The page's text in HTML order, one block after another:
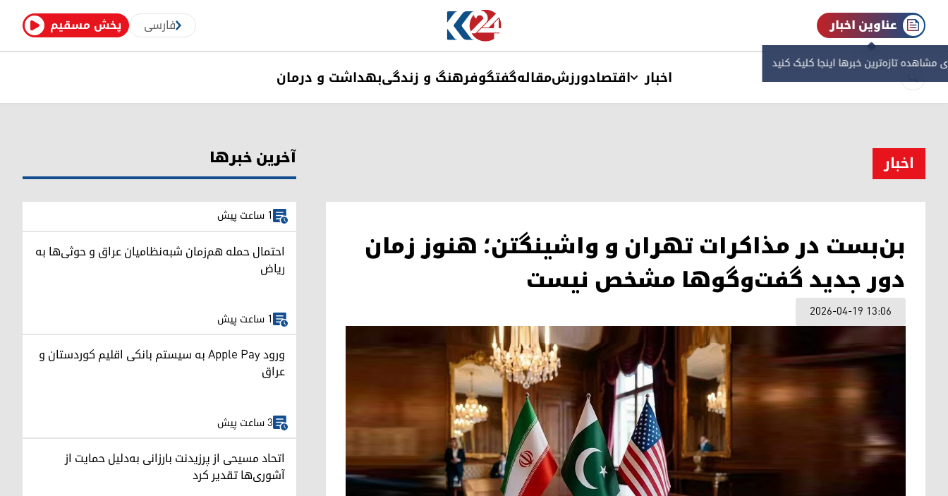
پخش مسقیم فارسی عناوین اخبار
مشاهده‌ تازه‌ترین خبرها اینجا کلیک کنید
اخبار اقتصادورزشمقالهگفتگوفرهنگ و زندگیبهداشت و درمان
اخبار
بن‌بست در مذاکرات تهران و واشینگتن؛ هنوز زمان
دور جدید گفت‌وگوها مشخص نیست
2026-04-19 13:06
آخرین خبرها
1 ساعت پیش
احتمال حمله هم‌زمان شبه‌نظامیان عراق و حوثی‌ها به
ریاض
1 ساعت پیش
ورود Apple Pay به سیستم بانکی اقلیم کوردستان و
عراق
3 ساعت پیش
اتحاد مسیحی از پرزیدنت بارزانی به‌دلیل حمایت از
آشوری‌ها تقدیر کرد